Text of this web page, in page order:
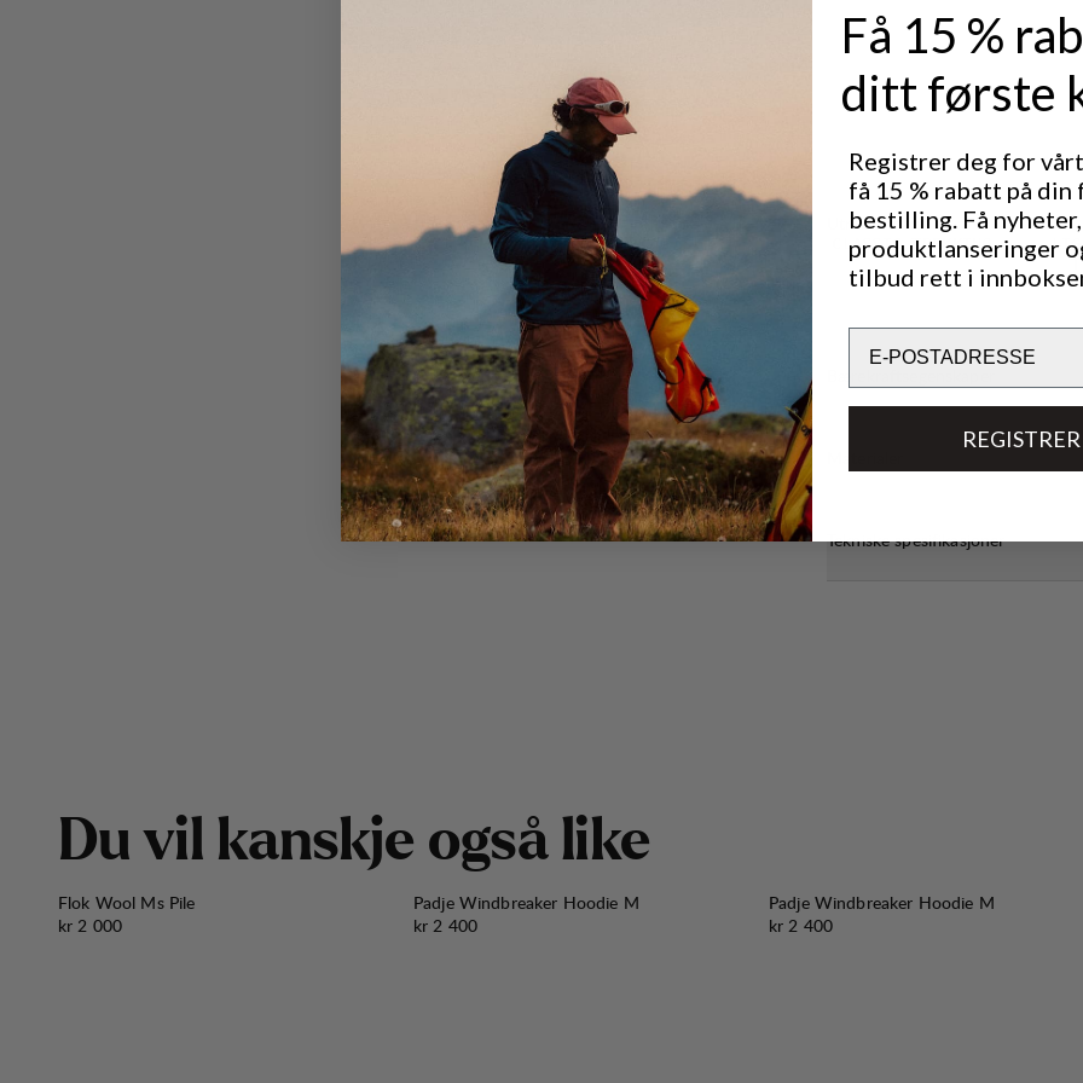
Utmerket for
CLASSIC TREKKING
Tekniske spesifikasjoner
Du vil kanskje også like
Flok Wool Ms Pile
Pris:
kr 2 000
Padje Windbreaker Hoodie M
Pris:
kr 2 400
Padje Windbreaker Hoodie M
Pris:
kr 2 400
Få 15 %
ditt første
Registrer deg for
få 15 % rabatt på din
bestilling. Få nyheter,
produktlanseringer
tilbud rett i